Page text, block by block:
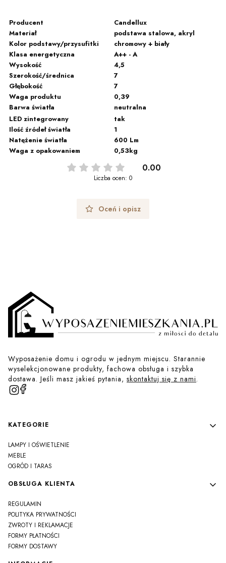
Producent
Candellux
Materiał
podstawa stalowa, akryl
Kolor podstawy/przysufitki
chromowy + biały
Klasa energetyczna
A++ - A
Wysokość
4,5
Szerokość/średnica
7
Głębokość
7
Waga produktu
0,39
Barwa światła
neutralna
LED zintegrowany
tak
Ilość źródeł światła
1
Natężenie światła
600 Lm
Waga z opakowaniem
0,53kg
0.00
Liczba ocen: 0
Oceń i opisz
Wyposażenie domu i ogrodu w jednym miejscu. Starannie
wyselekcjonowane produkty, fachowa obsługa i szybka
dostawa. Jeśli masz jakieś pytania, skontaktuj się z nami.
Linki w stopce
KATEGORIE
LAMPY I OŚWIETLENIE
MEBLE
OGRÓD I TARAS
OBSŁUGA KLIENTA
REGULAMIN
POLITYKA PRYWATNOŚCI
ZWROTY I REKLAMACJE
FORMY PŁATNOŚCI
FORMY DOSTAWY